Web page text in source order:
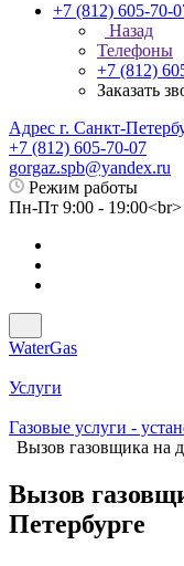
+7 (812) 605-70-
Назад
Телефоны
+7 (812)
Заказать
Адрес г. Санкт-
+7 (812) 605-70-07
gorgaz.spb@yandex.ru
Режим работы
Пн-Пт 9:00 -
WaterGas
Услуги
Газовые услуги -
Вызов газовщика на
Вызов
Петербурге